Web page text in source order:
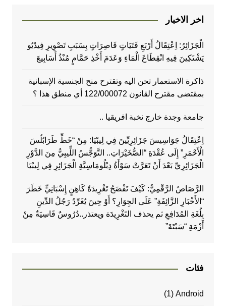
اخر الاخبار
الْجَزَائِرُ: اِعْتِقَالُ أَرْبَعِ فَتَيَاتٍ قَاصِرَاتٍ بِسَبَبِ تَصْوِيرِ فِيدْيُو
يَشْتَكِينَ فِيهِ انْقِطَاعَ الْمَاءِ وَعَدَمَ أَخْذِ حَمَّامٍ مُنْذُ أَسَابِيعَ
ذاكرة الاستعمار تحن اليه وتقترح منح الجنسية الإسبانية
بمقتضى مقترح القانون 122/000072 أي منطق هذا ؟
جامعة وجدة خارج نخبة افريقيا ..
اِعْتِقَالُ جَوَاسِيسَ جَزَائِرِيِّينَ فِي لِيبْيَا: مِنْ “خَطِّ طَرَابُلُسَ
الْأَحْمَرِ” إِلَى عُقْدَةِ “الصُّخَيْرَاتِ.. التَّوَجُّسُ اللِّيبِيُّ مِنَ الدَّوْرِ
الْجَزَائِرِيِّ بَعْدَ أَنْ تَعَرَّتْ سَوْأَةُ دِبْلُومَاسِيَّةِ الْجَزَائِرِ فِي لِيبْيَا
الرَّصَاصُ الرَّقْمِيُّ: كَيْفَ تَفْضَحُ تَغْرِيدَةُ كَاهِنٍ إِسْبَانِيٍّ خَطَرَ
“الأَخْبَارِ الزَّائِفَةِ” عَلَى الجِوَارِ؟ أَوْ حِينَ يُغَرِّدُ رَجُلُ الدِّينِ
بِلُغَةِ المُدَافِعِ ثم يحذف التَغْرِيدَة ويعتذر..دُرُوسٌ قَاسِيَةٌ مِنْ
أَزْمَةِ “سَبْتَةَ”
فئات
Android
(1)